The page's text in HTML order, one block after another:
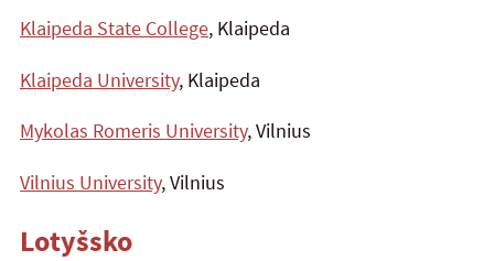
Klaipeda State College, Klaipeda
Klaipeda University, Klaipeda
Mykolas Romeris University, Vilnius
Vilnius University, Vilnius
Lotyšsko